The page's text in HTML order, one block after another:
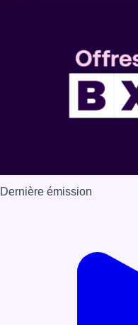
Dernière émission